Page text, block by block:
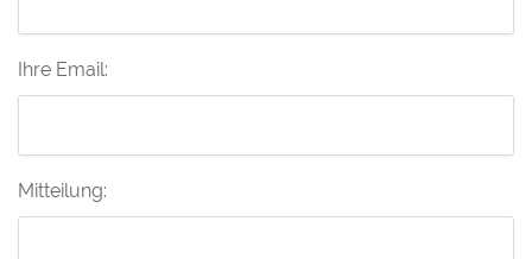
Ihre Email:
Mitteilung: